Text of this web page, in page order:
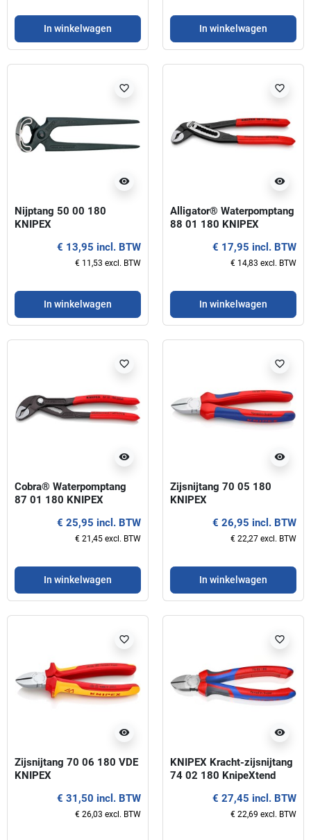
In winkelwagen In winkelwagen
visibility
favorite_border
Nijptang 50 00 180
KNIPEX
€ 13,95 incl. BTW
€ 11,53 excl. BTW
In winkelwagen
visibility
favorite_border
Alligator® Waterpomptang
88 01 180 KNIPEX
€ 17,95 incl. BTW
€ 14,83 excl. BTW
In winkelwagen
visibility
favorite_border
Cobra® Waterpomptang
87 01 180 KNIPEX
€ 25,95 incl. BTW
€ 21,45 excl. BTW
In winkelwagen
visibility
favorite_border
Zijsnijtang 70 05 180
KNIPEX
€ 26,95 incl. BTW
€ 22,27 excl. BTW
In winkelwagen
visibility
favorite_border
Zijsnijtang 70 06 180 VDE
KNIPEX
€ 31,50 incl. BTW
€ 26,03 excl. BTW
visibility
favorite_border
KNIPEX Kracht-zijsnijtang
74 02 180 KnipeXtend
€ 27,45 incl. BTW
€ 22,69 excl. BTW